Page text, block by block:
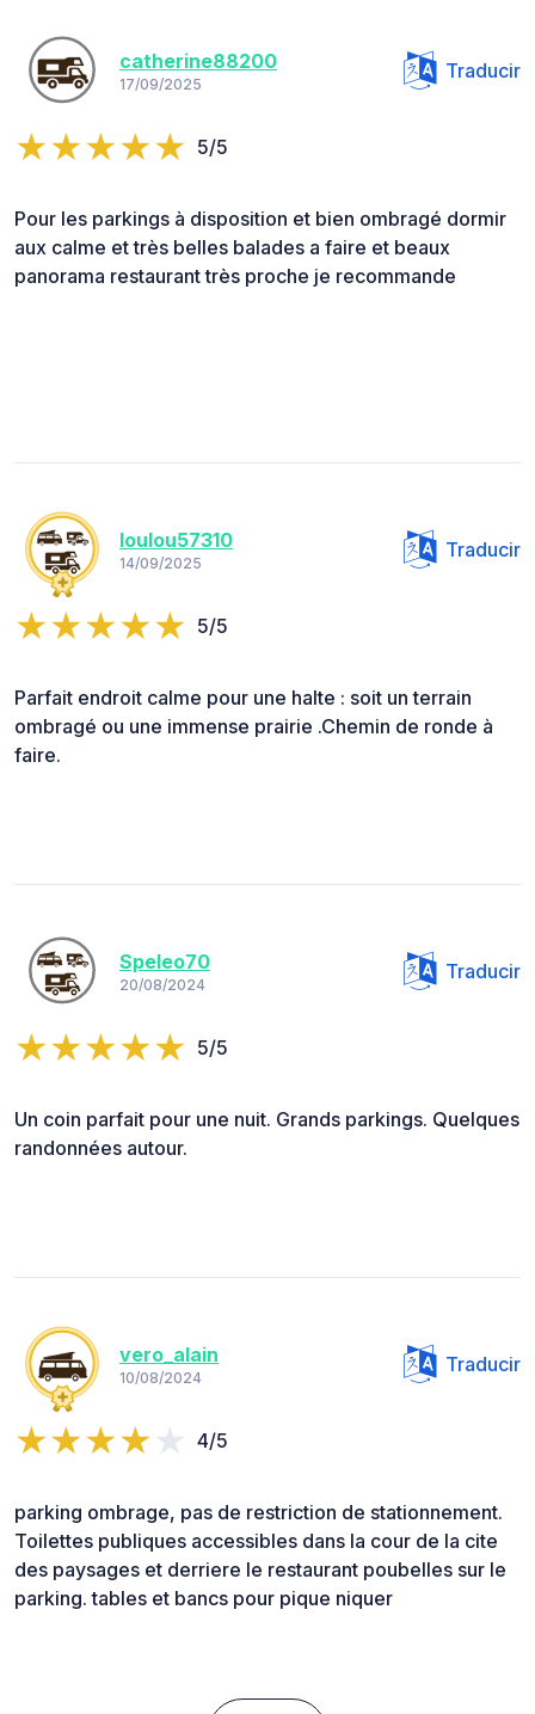
catherine88200
17/09/2025
Traducir
5/5
Pour les parkings à disposition et bien ombragé dormir
aux calme et très belles balades a faire et beaux
panorama restaurant très proche je recommande
loulou57310
14/09/2025
Traducir
5/5
Parfait endroit calme pour une halte : soit un terrain
ombragé ou une immense prairie .Chemin de ronde à
faire.
Speleo70
20/08/2024
Traducir
5/5
Un coin parfait pour une nuit. Grands parkings. Quelques
randonnées autour.
vero_alain
10/08/2024
Traducir
4/5
parking ombrage, pas de restriction de stationnement.
Toilettes publiques accessibles dans la cour de la cite
des paysages et derriere le restaurant poubelles sur le
parking. tables et bancs pour pique niquer